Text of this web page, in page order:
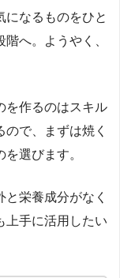
になるものをひと
へ。ようやく、
を作るのはスキル
で、まずは焼く
選びます。
と栄養成分がなく
上手に活用したい